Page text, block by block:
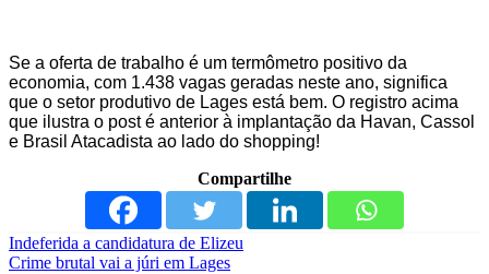
Se a oferta de trabalho é um termômetro positivo da
economia, com 1.438 vagas geradas neste ano, significa
que o setor produtivo de Lages está bem. O registro acima
que ilustra o post é anterior à implantação da Havan, Cassol
e Brasil Atacadista ao lado do shopping!
Compartilhe
Indeferida a candidatura de Elizeu
Crime brutal vai a júri em Lages